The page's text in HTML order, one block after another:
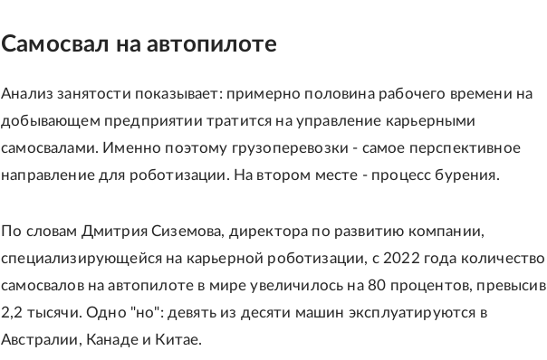
Самосвал на автопилоте
Анализ занятости показывает: примерно половина рабочего времени на
добывающем предприятии тратится на управление карьерными
самосвалами. Именно поэтому грузоперевозки - самое перспективное
направление для роботизации. На втором месте - процесс бурения.
По словам Дмитрия Сиземова, директора по развитию компании,
специализирующейся на карьерной роботизации, с 2022 года количество
самосвалов на автопилоте в мире увеличилось на 80 процентов, превысив
2,2 тысячи. Одно "но": девять из десяти машин эксплуатируются в
Австралии, Канаде и Китае.